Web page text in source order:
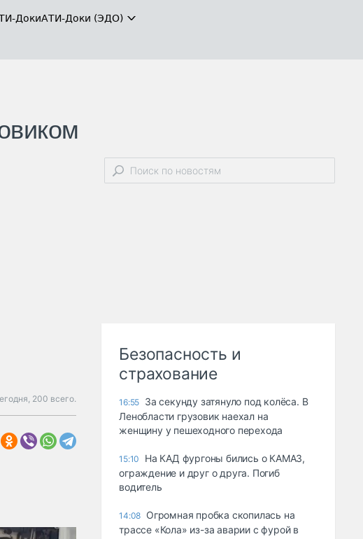
ДокиАТИ-Доки (ЭДО)
200 всего.
Безопасность и
страхование
16:55 За секунду затянуло под колёса. В
Ленобласти грузовик наехал на
женщину у пешеходного перехода
15:10
На КАД фургоны бились о КАМАЗ,
ограждение и друг о друга. Погиб
водитель
14:08 Огромная пробка скопилась на
трассе «Кола» из-за аварии с фурой в